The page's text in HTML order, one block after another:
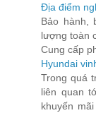
Địa điểm
Bảo hành,
lượng toàn
Cung cấp
Hyundai
Trong quá
liên quan
khuyến